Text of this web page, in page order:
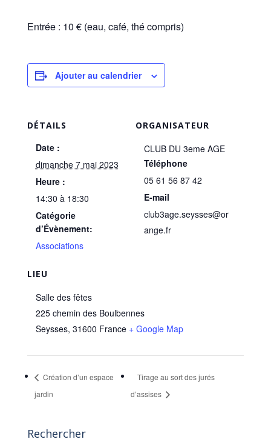
Entrée : 10 € (eau, café, thé compris)
Ajouter au calendrier
DÉTAILS
Date :
dimanche 7 mai 2023
Heure :
14:30 à 18:30
Catégorie
d’Évènement:
Associations
LIEU
Salle des fêtes
225 chemin des Boulbennes
Seysses, 31600 France + Google Map
ORGANISATEUR
CLUB DU 3eme AGE
Téléphone
05 61 56 87 42
E-mail
club3age.seysses@or
ange.fr
Création d’un espace
jardin
Tirage au sort des jurés
d’assises
Rechercher